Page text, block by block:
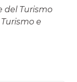
del Turismo
e